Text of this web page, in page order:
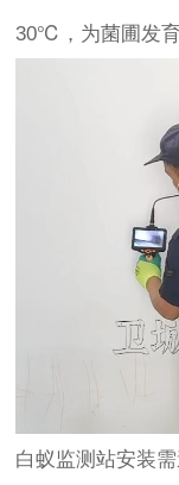
30℃，为菌圃发育
白蚁监测站安装需